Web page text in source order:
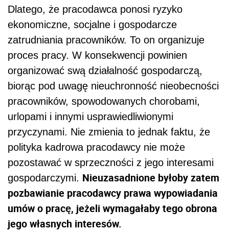
Dlatego, że pracodawca ponosi ryzyko
ekonomiczne, socjalne i gospodarcze
zatrudniania pracowników. To on organizuje
proces pracy. W konsekwencji powinien
organizować swą działalność gospodarczą,
biorąc pod uwagę nieuchronność nieobecności
pracowników, spowodowanych chorobami,
urlopami i innymi usprawiedliwionymi
przyczynami. Nie zmienia to jednak faktu, że
polityka kadrowa pracodawcy nie może
pozostawać w sprzeczności z jego interesami
gospodarczymi. Nieuzasadnione byłoby zatem
pozbawianie pracodawcy prawa wypowiadania
umów o pracę, jeżeli wymagałaby tego obrona
jego własnych interesów.